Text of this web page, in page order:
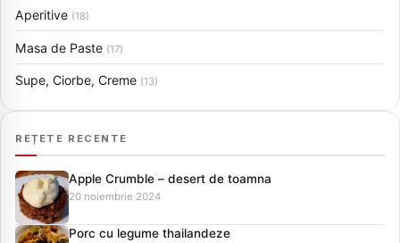
Aperitive (18)
Masa de Paste (17)
Supe, Ciorbe, Creme (13)
REȚETE RECENTE
Apple Crumble – desert de toamna
20 noiembrie 2024
Porc cu legume thailandeze